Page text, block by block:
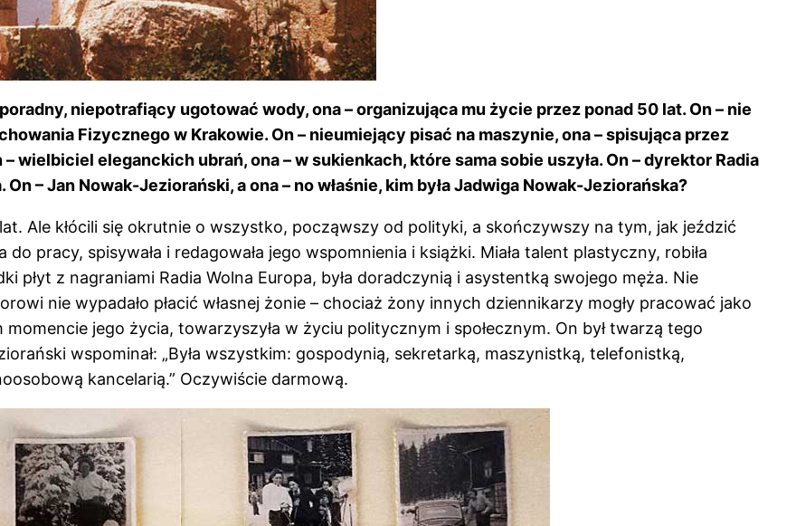
niepotrafiący ugotować wody, ona – organizująca mu życie przez ponad 50 lat. On – nie
Fizycznego w Krakowie. On – nieumiejący pisać na maszynie, ona – spisująca przez
wielbiciel eleganckich ubrań, ona – w sukienkach, które sama sobie uszyła. On – dyrektor Radia
– Jan Nowak-Jeziorański, a ona – no właśnie, kim była Jadwiga Nowak-Jeziorańska?
Ale kłócili się okrutnie o wszystko, począwszy od polityki, a skończywszy na tym, jak jeździć
pracy, spisywała i redagowała jego wspomnienia i książki. Miała talent plastyczny, robiła
płyt z nagraniami Radia Wolna Europa, była doradczynią i asystentką swojego męża. Nie
nie wypadało płacić własnej żonie – chociaż żony innych dziennikarzy mogły pracować jako
jego życia, towarzyszyła w życiu politycznym i społecznym. On był twarzą tego
wspominał: „Była wszystkim: gospodynią, sekretarką, maszynistką, telefonistką,
kancelarią.” Oczywiście darmową.